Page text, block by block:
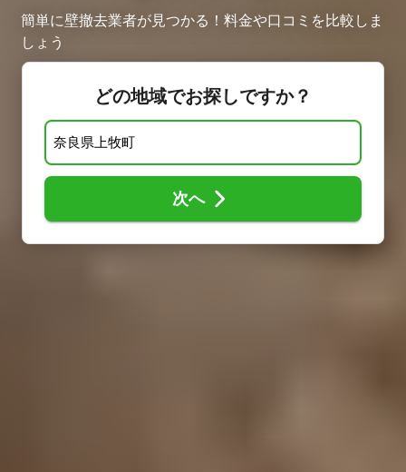
簡単に壁撤去業者が見つかる！料金や口コミを比較しま
しょう
どの地域でお探しですか？
次へ